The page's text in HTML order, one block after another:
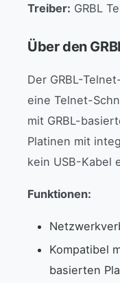
Treiber: GRBL
Über den
Der GRBL-
eine Telnet-
mit GRBL-
Platinen mit
kein USB-Kabel
Funktionen:
Kompatibel
basierten